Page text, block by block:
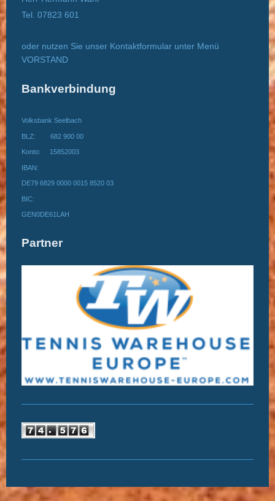
Tel. 07823 601
oder nutzen Sie unser Kontaktformular unter Menü
VORSTAND
Bankverbindung
Volksbank Seelbach
BLZ: 682 900 00
Konto: 15852003
IBAN:
DE79 6829 0000 0015 8520 03
BIC:
GEN0DE61LAH
Partner